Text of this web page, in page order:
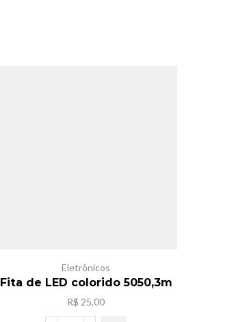
Eletrônicos
Fita de LED colorido 5050,3m
R$ 25,00